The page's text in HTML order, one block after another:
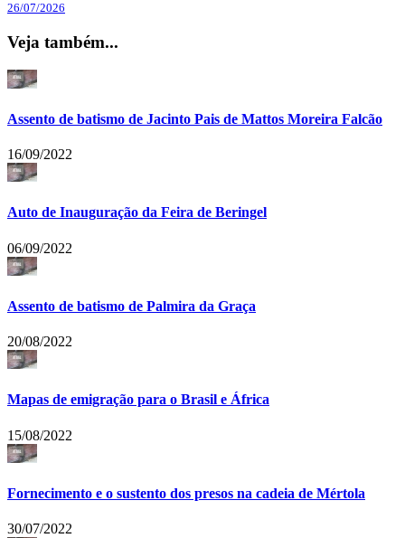
26/07/2026
Veja também...
Assento de batismo de Jacinto Pais de Mattos Moreira Falcão
16/09/2022
Auto de Inauguração da Feira de Beringel
06/09/2022
Assento de batismo de Palmira da Graça
20/08/2022
Mapas de emigração para o Brasil e África
15/08/2022
Fornecimento e o sustento dos presos na cadeia de Mértola
30/07/2022